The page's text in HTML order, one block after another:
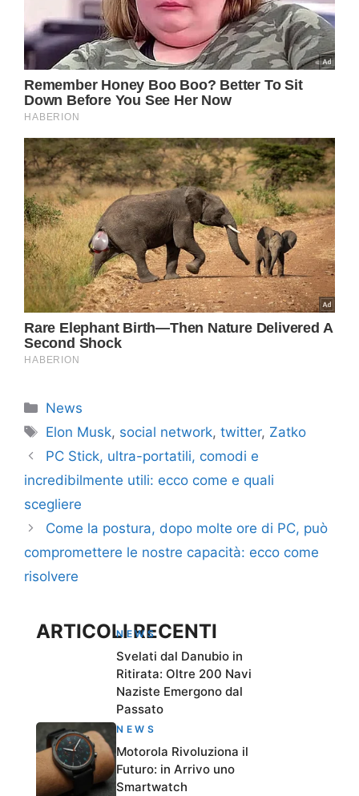
Categorie
News
Tag
Elon Musk, social network,twitter, Zatko
PC Stick, ultra-portatili, comodi e
incredibilmente utili: ecco come e quali
scegliere
Come la postura, dopo molte ore di PC, può
compromettere le nostre capacità: ecco come
risolvere
ARTICOLI RECENTI
NEWS
Svelati dal Danubio in
Ritirata: Oltre 200 Navi
Naziste Emergono dal
Passato
NEWS
Motorola Rivoluziona il
Futuro: in Arrivo uno
Smartwatch